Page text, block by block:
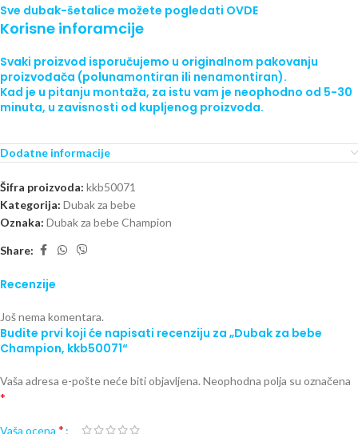
Sve dubak-šetalice možete pogledati OVDE
Korisne inforamcije
Svaki proizvod isporučujemo u originalnom pakovanju
proizvođača (polunamontiran ili nenamontiran).
Kad je u pitanju montaža, za istu vam je neophodno od 5-30
minuta, u zavisnosti od kupljenog proizvoda.
Dodatne informacije
Šifra proizvoda: kkb50071
Kategorija: Dubak za bebe
Oznaka: Dubak za bebe Champion
Share:
Recenzije
Još nema komentara.
Budite prvi koji će napisati recenziju za „Dubak za bebe
Champion, kkb50071“
Vaša adresa e-pošte neće biti objavljena. Neophodna polja su označena
*
Vaša ocena *